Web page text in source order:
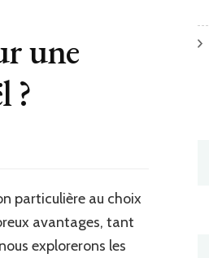
une
?
particulière au choix
avantages, tant
explorerons les